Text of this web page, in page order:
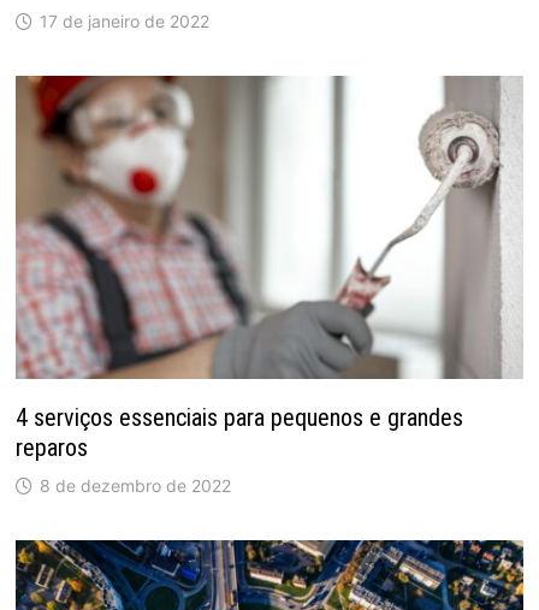
17 de janeiro de 2022
4 serviços essenciais para pequenos e grandes
reparos
8 de dezembro de 2022